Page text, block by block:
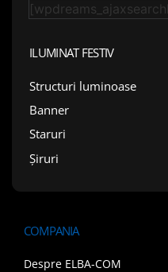
ILUMINAT FESTIV
Structuri luminoase
Banner
Staruri
Șiruri
COMPANIA
Despre ELBA-COM